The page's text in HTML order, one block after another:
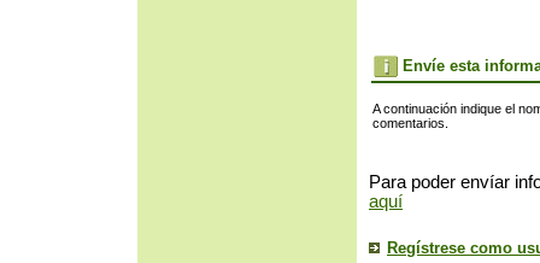
Envíe esta
A continuación indique el
comentarios.
Para poder envíar
aquí
Regístrese como